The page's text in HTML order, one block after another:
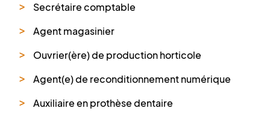
Secrétaire comptable
Agent magasinier
Ouvrier(ère) de production horticole
Agent(e) de reconditionnement numérique
Auxiliaire en prothèse dentaire